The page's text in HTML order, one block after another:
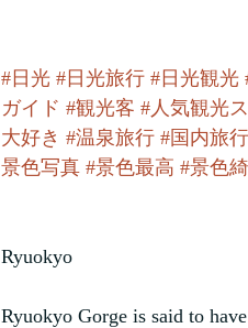
#日光 #日光旅行 #日光観光
ガイド #観光客 #人気観光
大好き #温泉旅行 #国内旅行
景色写真 #景色最高 #景色
Ryuokyo
Ryuokyo Gorge is said to